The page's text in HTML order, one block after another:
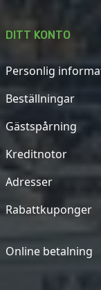
DITT KONTO
Personlig
Beställningar
Gästspårning
Kreditnotor
Adresser
Rabattkuponger
Online betalning